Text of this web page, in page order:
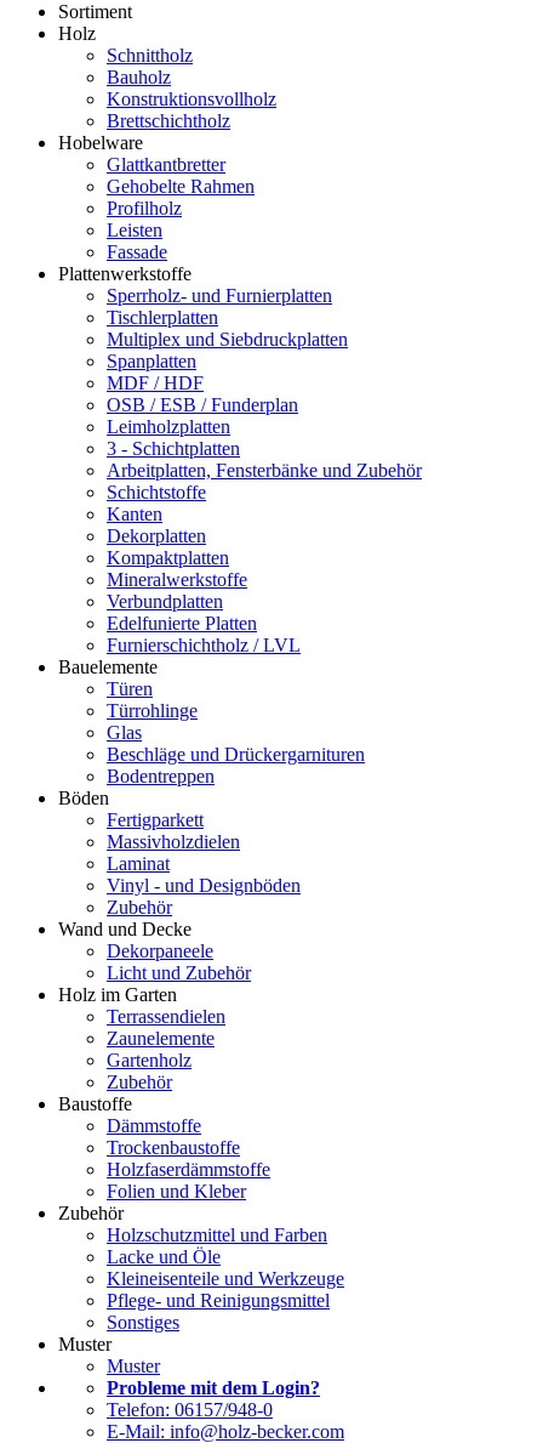
Sortiment
Holz
Schnittholz
Bauholz
Konstruktionsvollholz
Brettschichtholz
Hobelware
Glattkantbretter
Gehobelte Rahmen
Profilholz
Leisten
Fassade
Plattenwerkstoffe
Sperrholz- und Furnierplatten
Tischlerplatten
Multiplex und Siebdruckplatten
Spanplatten
MDF / HDF
OSB / ESB / Funderplan
Leimholzplatten
3 - Schichtplatten
Arbeitplatten, Fensterbänke und Zubehör
Schichtstoffe
Kanten
Dekorplatten
Kompaktplatten
Mineralwerkstoffe
Verbundplatten
Edelfunierte Platten
Furnierschichtholz / LVL
Bauelemente
Türen
Türrohlinge
Glas
Beschläge und Drückergarnituren
Bodentreppen
Böden
Fertigparkett
Massivholzdielen
Laminat
Vinyl - und Designböden
Zubehör
Wand und Decke
Dekorpaneele
Licht und Zubehör
Holz im Garten
Terrassendielen
Zaunelemente
Gartenholz
Zubehör
Baustoffe
Dämmstoffe
Trockenbaustoffe
Holzfaserdämmstoffe
Folien und Kleber
Zubehör
Holzschutzmittel und Farben
Lacke und Öle
Kleineisenteile und Werkzeuge
Pflege- und Reinigungsmittel
Sonstiges
Muster
Muster
Probleme mit dem Login?
Telefon: 06157/948-0
E-Mail: info@holz-becker.com